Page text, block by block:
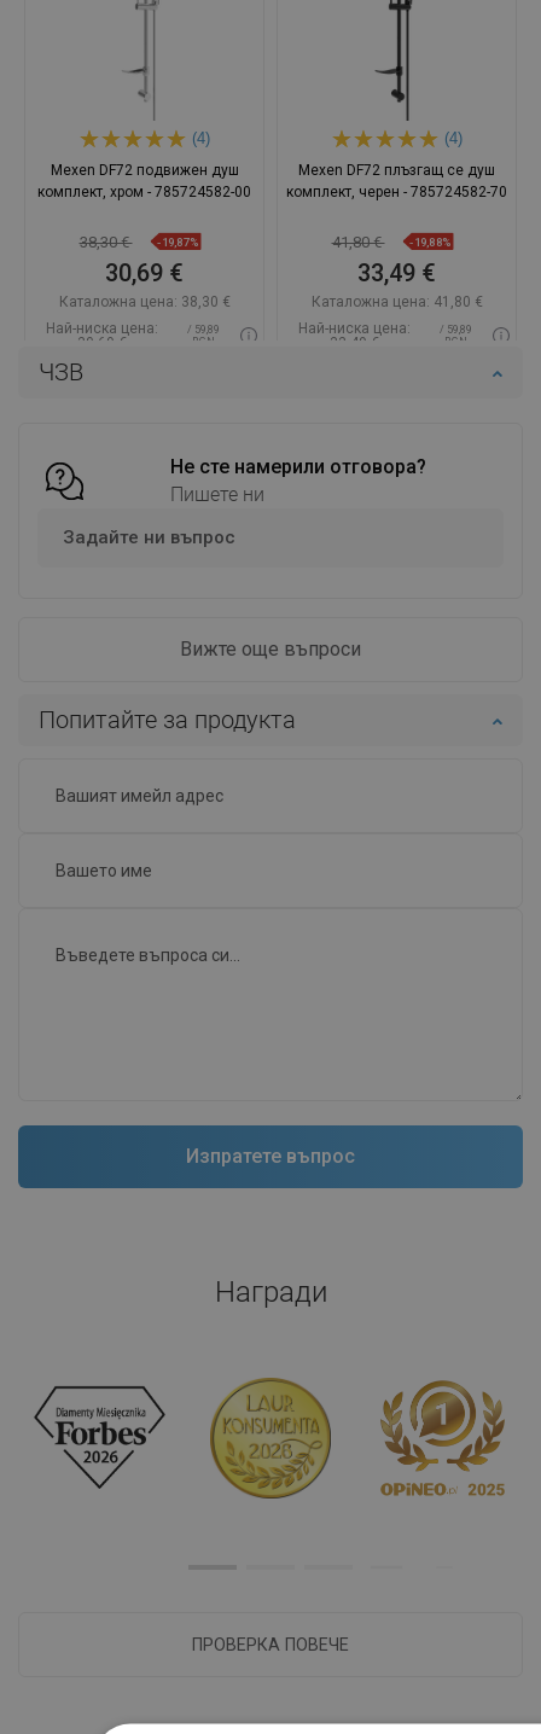
ЧЗВ
Не сте намерили отговора?
Пишете ни
Задайте ни въпрос
Вижте още въпроси
Попитайте за продукта
(4)
Mexen DF72 подвижен душ
комплект, хром - 785724582-00
38,30 € -19,87%
30,69 €
Каталожна цена: 38,30 €
Най-ниска цена:
30,69 €
/ 59,89
BGN
Наличност:
favorite_border Любима
Сравнете
(4)
Mexen DF72 плъзгащ се душ
комплект, черен - 785724582-70
41,80 € -19,88%
33,49 €
Каталожна цена: 41,80 €
Най-ниска цена:
33,49 €
/ 59,89
BGN
favorite_border
Сравнете
Награди
ПРОВЕРКА ПОВЕЧЕ